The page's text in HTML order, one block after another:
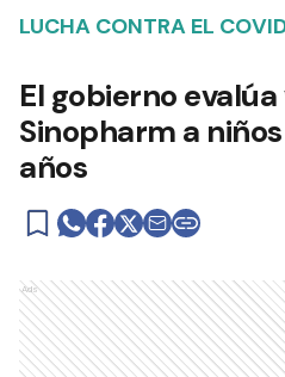
LUCHA CONTRA EL
El gobierno
Sinopharm a
años
Ads